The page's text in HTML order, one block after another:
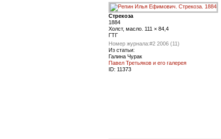
Стрекоза
1884
Холст, масло. 111 × 84,4
ГТГ
Номер журнала:#2 2006 (11)
Из статьи:
Галина Чурак
Павел Третьяков и его галерея
ID: 11373